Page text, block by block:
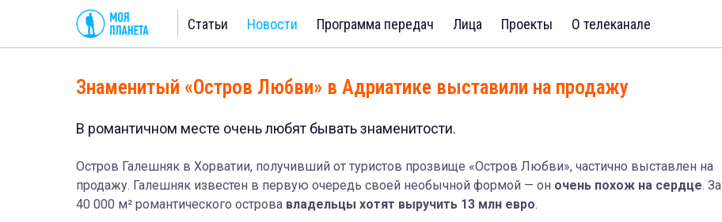
Статьи Новости Программа передач Лица Проекты О телеканале
Знаменитый «Остров Любви» в Адриатике выставили на продажу
В романтичном месте очень любят бывать знаменитости.
Остров Галешняк в Хорватии, получивший от туристов прозвище «Остров Любви», частично выставлен на
продажу. Галешняк известен в первую очередь своей необычной формой — он очень похож на сердце. За
40 000 м² романтического острова владельцы хотят выручить 13 млн евро.